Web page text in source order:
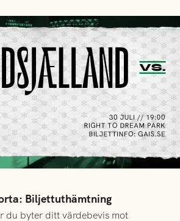
Biljettuthämtning
du byter ditt värdebevis mot